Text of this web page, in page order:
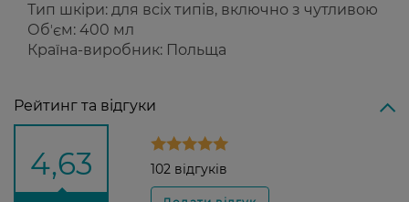
Тип шкіри: для всіх типів, включно з чутливою
Обʼєм: 400 мл
Країна-виробник: Польща
Рейтинг та відгуки
4,63 102 відгуків